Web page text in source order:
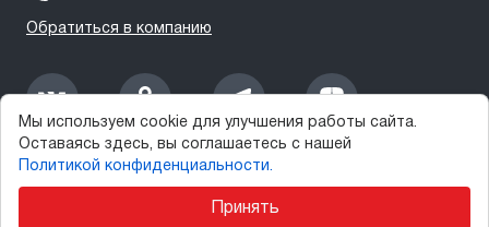
Обратиться в компанию
2003-2025 © СтеклоДом
Мы используем cookie для улучшения работы сайта.
Оставаясь здесь, вы соглашаетесь с нашей
Политикой конфиденциальности.
Принять